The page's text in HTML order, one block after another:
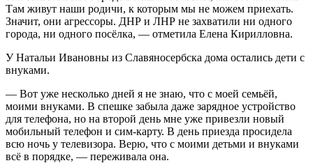
Там живут наши родичи, к которым мы не можем приехать.
Значит, они агрессоры. ДНР и ЛНР не захватили ни одного
города, ни одного посёлка, — отметила Елена Кирилловна.
У Натальи Ивановны из Славяносербска дома остались дети с
внуками.
— Вот уже несколько дней я не знаю, что с моей семьёй,
моими внуками. В спешке забыла даже зарядное устройство
для телефона, но на второй день мне уже привезли новый
мобильный телефон и сим-карту. В день приезда просидела
всю ночь у телевизора. Верю, что с моими детьми и внуками
всё в порядке, — переживала она.